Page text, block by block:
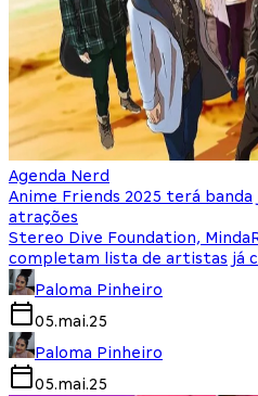
Agenda Nerd
Anime Friends 2025 terá banda
atrações
Stereo Dive Foundation,
completam lista de artistas já
Paloma Pinheiro
05.mai.25
Paloma Pinheiro
05.mai.25